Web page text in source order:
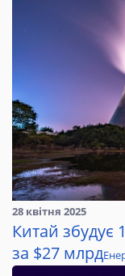
28 квітня 2025
Китай збудує
за $27 млрд